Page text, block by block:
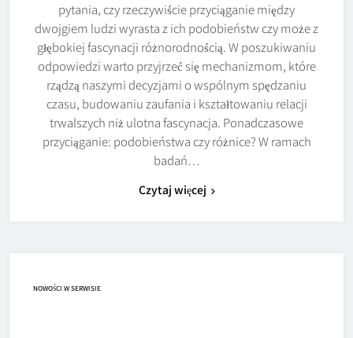
pytania, czy rzeczywiście przyciąganie między
dwojgiem ludzi wyrasta z ich podobieństw czy może z
głębokiej fascynacji różnorodnością. W poszukiwaniu
odpowiedzi warto przyjrzeć się mechanizmom, które
rządzą naszymi decyzjami o wspólnym spędzaniu
czasu, budowaniu zaufania i kształtowaniu relacji
trwalszych niż ulotna fascynacja. Ponadczasowe
przyciąganie: podobieństwa czy różnice? W ramach
badań…
Czytaj więcej
NOWOŚCI W SERWISIE